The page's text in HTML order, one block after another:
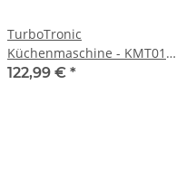
TurboTronic
Küchenmaschine - KMT015 -
6,5L Rühr- & Knetmaschine,
122,99 € *